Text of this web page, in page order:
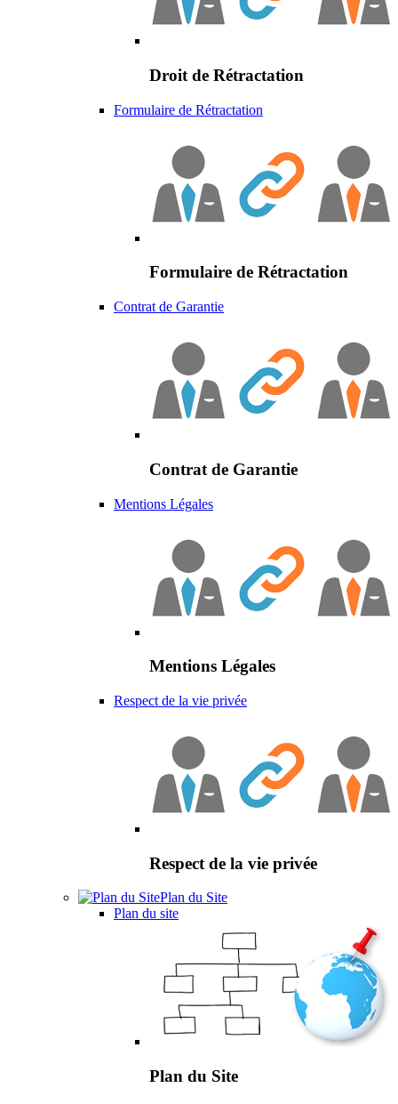
Droit de Rétractation
Formulaire de Rétractation
Formulaire de Rétractation
Contrat de Garantie
Contrat de Garantie
Mentions Légales
Mentions Légales
Respect de la vie privée
Respect de la vie privée
Plan du Site
Plan du site
Plan du Site